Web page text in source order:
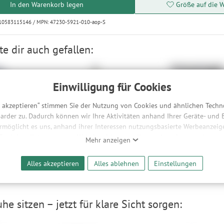
Einwilligung für Cookies
stimmen Sie der Nutzung von Cookies und ähnlichen
zu. Dadurch können wir Ihre Aktivitäten anhand Ihrer Geräte- und
es uns, anhand ihrer Interessen nutzungsbasierte
unserer Website sicherzustellen und stetig zu
Inhalten und der Durchführung von statistischer Analyse,
und nutzungsbasierter Werbung. Informationen zu den einzelnen
für bestimmte Drittanbieter erteilen und jederzeit für die Zukunft
Mehr anzeigen
Alles akzeptieren Alles ablehnen Einstellungen
In den Warenkorb legen Größe auf die
/ MPN: 47230-5921-010-aop-S
dir auch gefallen:
-50%
K2 Wayback 84
179,00 € -58%
sitzen – jetzt für klare Sicht sorgen: